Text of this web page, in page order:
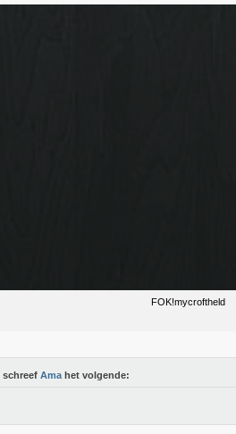
FOK!mycroftheld
schreef Ama het volgende: